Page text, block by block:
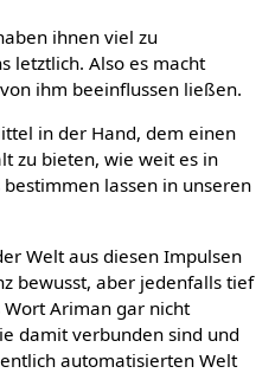
ihnen viel zu
letztlich. Also es macht
ihm beeinflussen ließen.
in der Hand, dem einen
zu bieten, wie weit es in
lassen in unseren
Welt aus diesen Impulsen
bewusst, aber jedenfalls tief
Ariman gar nicht
damit verbunden sind und
automatisierten Welt